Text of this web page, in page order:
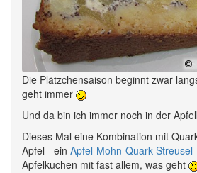
Die Plätzchensaison beginnt zwar
geht immer
Und da bin ich immer noch in der
Dieses Mal eine Kombination mit
Apfel - ein Apfel-Mohn-Quark-
Apfelkuchen mit fast allem, was geht